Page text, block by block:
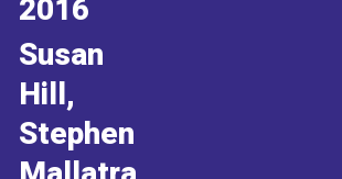
2016
Susan
Hill,
Stephen